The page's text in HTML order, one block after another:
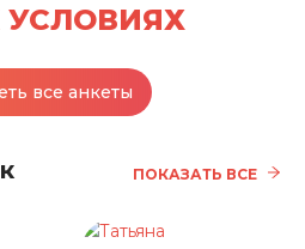
УСЛОВИЯХ
все анкеты
ПОКАЗАТЬ ВСЕ